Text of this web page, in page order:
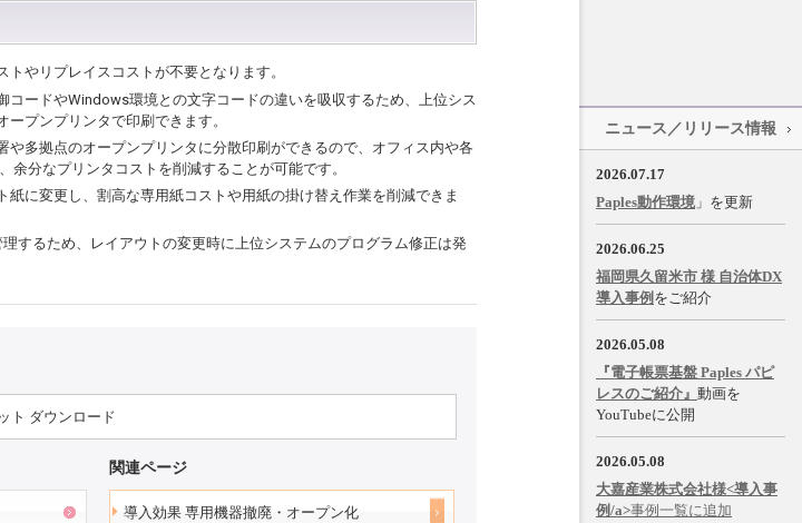
やリプレイスコストが不要となります。
コードやWindows環境との文字コードの違いを吸収するため、上位シス
プンプリンタで印刷できます。
や多拠点のオープンプリンタに分散印刷ができるので、オフィス内や各
余分なプリンタコストを削減することが可能です。
紙に変更し、割高な専用紙コストや用紙の掛け替え作業を削減できま
するため、レイアウトの変更時に上位システムのプログラム修正は発
ト ダウンロード
関連ページ
導入効果 専用機器撤廃・オープン化
ニュース／リリース情報
2026.07.17
Paples動作環境 」を更新
2026.06.25
福岡県久留米市 様 自治体DX
導入事例をご紹介
2026.05.08
『電子帳票基盤 Paples パピ
レスのご紹介』 動画を
YouTubeに公開
2026.05.08
大嘉産業株式会社様<導入事
例/a>事例一覧に追加